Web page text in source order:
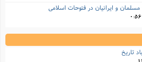
و ایرانیان در فتوحات اسلامی
تاریخ